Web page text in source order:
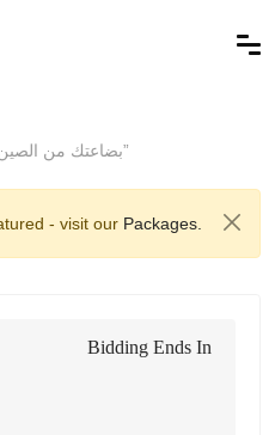
“بضاعتك من الصين لبابك”
- visit our Packages.
Bidding Ends In